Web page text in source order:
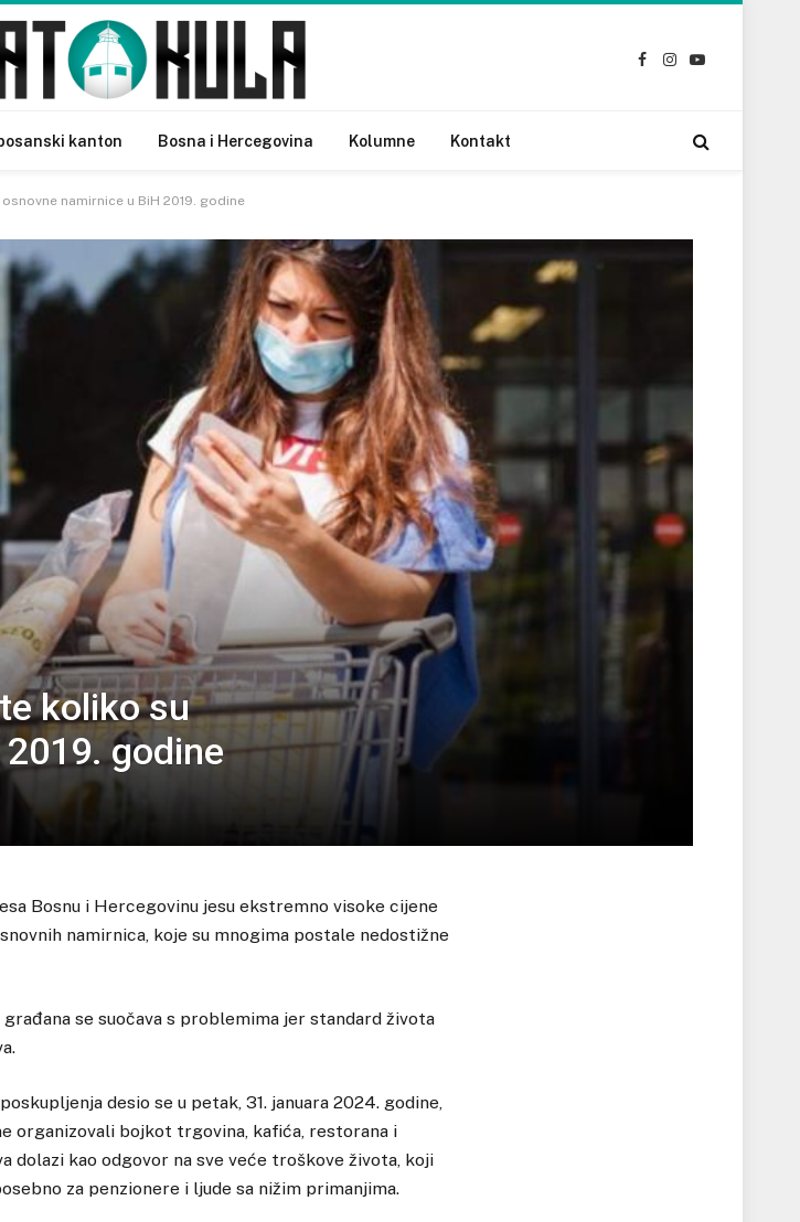
Facebook
Instagram
YouTube
kanton Bosna i Hercegovina Kolumne Kontakt
namirnice u BiH 2019. godine
koliko su
godine
Bosnu i Hercegovinu jesu ekstremno visoke cijene
namirnica, koje su mnogima postale nedostižne
se suočava s problemima jer standard života
desio se u petak, 31. januara 2024. godine,
organizovali bojkot trgovina, kafića, restorana i
dolazi kao odgovor na sve veće troškove života, koji
za penzionere i ljude sa nižim primanjima.